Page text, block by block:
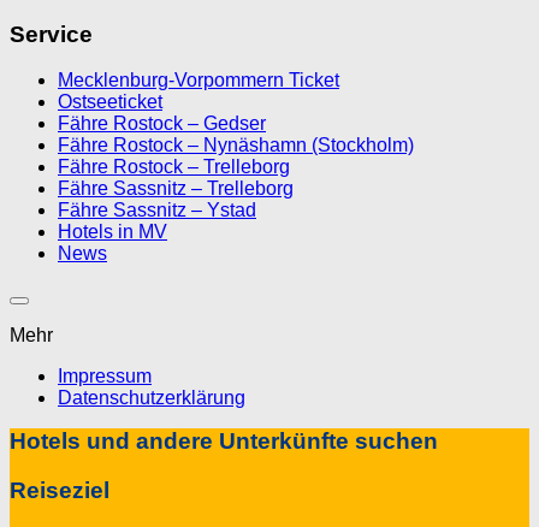
Service
Mecklenburg-Vorpommern Ticket
Ostseeticket
Fähre Rostock – Gedser
Fähre Rostock – Nynäshamn (Stockholm)
Fähre Rostock – Trelleborg
Fähre Sassnitz – Trelleborg
Fähre Sassnitz – Ystad
Hotels in MV
News
Mehr
Impressum
Datenschutzerklärung
Hotels und andere Unterkünfte suchen
Reiseziel